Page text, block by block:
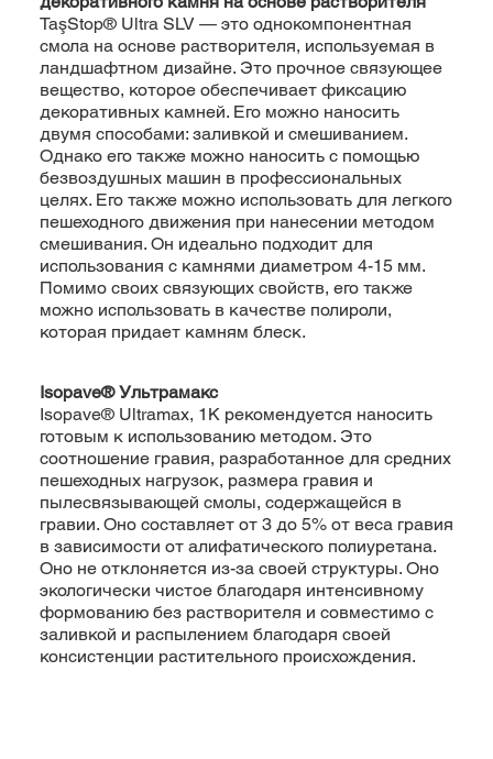
Isopave® Ультрамакс
Isopave® Ultramax, 1K рекомендуется наносить
готовым к использованию методом. Это
соотношение гравия, разработанное для средних
пешеходных нагрузок, размера гравия и
пылесвязывающей смолы, содержащейся в
гравии. Оно составляет от 3 до 5% от веса гравия
в зависимости от алифатического полиуретана.
Оно не отклоняется из-за своей структуры. Оно
экологически чистое благодаря интенсивному
формованию без растворителя и совместимо с
заливкой и распылением благодаря своей
консистенции растительного происхождения.
TaşStop® Ultra SLV — это однокомпонентная
смола на основе растворителя, используемая в
ландшафтном дизайне. Это прочное связующее
вещество, которое обеспечивает фиксацию
декоративных камней. Его можно наносить
двумя способами: заливкой и смешиванием.
Однако его также можно наносить с помощью
безвоздушных машин в профессиональных
целях. Его также можно использовать для легкого
пешеходного движения при нанесении методом
смешивания. Он идеально подходит для
использования с камнями диаметром 4-15 мм.
Помимо своих связующих свойств, его также
можно использовать в качестве полироли,
которая придает камням блеск.